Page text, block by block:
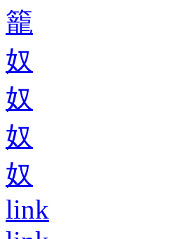
籠
奴
奴
奴
奴
link